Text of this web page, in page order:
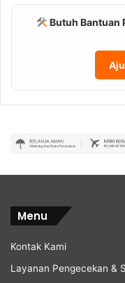
Butuh Bantuan
Menu
Kontak Kami
Layanan Pengecekan &